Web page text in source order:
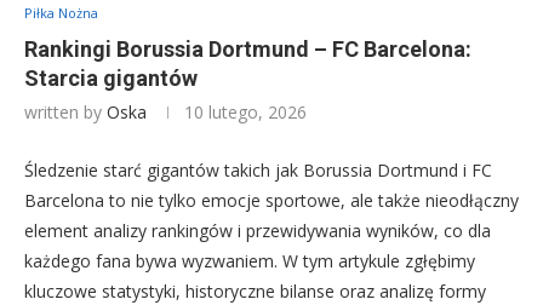
Piłka Nożna
Rankingi Borussia Dortmund – FC Barcelona:
Starcia gigantów
written by Oska 10 lutego, 2026
Śledzenie starć gigantów takich jak Borussia Dortmund i FC
Barcelona to nie tylko emocje sportowe, ale także nieodłączny
element analizy rankingów i przewidywania wyników, co dla
każdego fana bywa wyzwaniem. W tym artykule zgłębimy
kluczowe statystyki, historyczne bilanse oraz analizę formy